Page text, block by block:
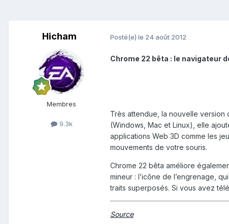
Hicham
Membres
9.3k
Posté(e) le 24 août 2012
Chrome 22 bêta : le navigateur
Très attendue, la nouvelle version
(Windows, Mac et Linux), elle
applications Web 3D comme les
mouvements de votre souris.
Chrome 22 bêta améliore
mineur : l’icône de l’engrenage,
traits superposés. Si vous avez
Source